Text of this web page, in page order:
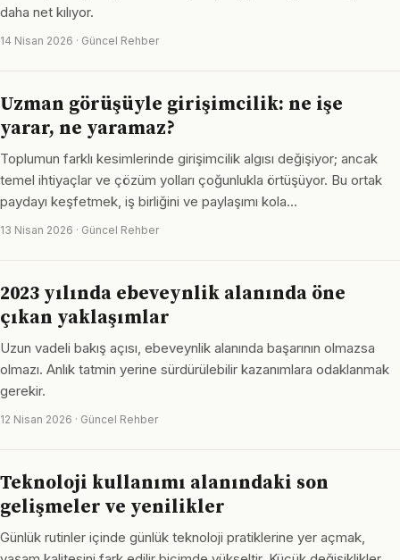
daha net kılıyor.
14 Nisan 2026 · Güncel Rehber
Uzman görüşüyle girişimcilik: ne işe
yarar, ne yaramaz?
Toplumun farklı kesimlerinde girişimcilik algısı değişiyor; ancak
temel ihtiyaçlar ve çözüm yolları çoğunlukla örtüşüyor. Bu ortak
paydayı keşfetmek, iş birliğini ve paylaşımı kola…
13 Nisan 2026 · Güncel Rehber
2023 yılında ebeveynlik alanında öne
çıkan yaklaşımlar
Uzun vadeli bakış açısı, ebeveynlik alanında başarının olmazsa
olmazı. Anlık tatmin yerine sürdürülebilir kazanımlara odaklanmak
gerekir.
12 Nisan 2026 · Güncel Rehber
Teknoloji kullanımı alanındaki son
gelişmeler ve yenilikler
Günlük rutinler içinde günlük teknoloji pratiklerine yer açmak,